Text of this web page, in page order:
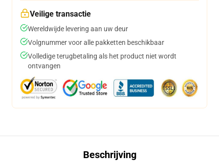
Veilige transactie
Wereldwijde levering aan uw deur
Volgnummer voor alle pakketten beschikbaar
Volledige terugbetaling als het product niet wordt
ontvangen
Beschrijving